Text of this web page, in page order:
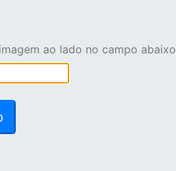
ao lado no campo abaixo